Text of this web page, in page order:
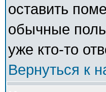
оставить
обычные
уже кто-то
Вернуться к